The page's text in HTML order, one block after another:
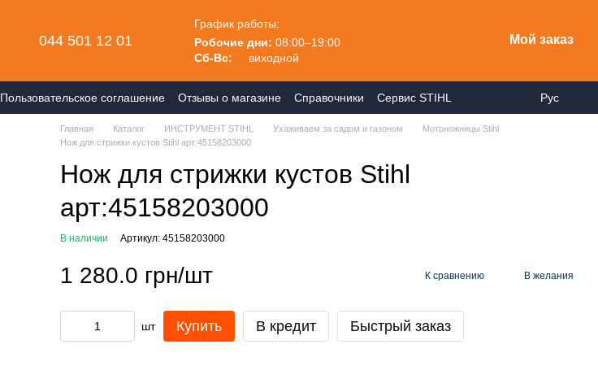
044 501 12 01
График работы:
Робочие дни: 08:00–19:00
Сб-Вс:
виходной
Мой заказ
Пользовательское соглашение Отзывы о магазине Справочники Сервис STIHL Рус
Главная Каталог ИНСТРУМЕНТ STIHL Ухаживаем за садом и газоном
Мотоножницы Stihl
Нож для стрижки кустов Stihl арт:45158203000
Нож для стрижки кустов Stihl
арт:45158203000
В наличии Артикул: 45158203000
1 280.0 грн/шт К сравнению В желания
шт Купить В кредит Быстрый заказ